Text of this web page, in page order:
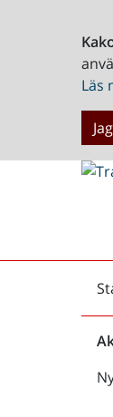
Läs